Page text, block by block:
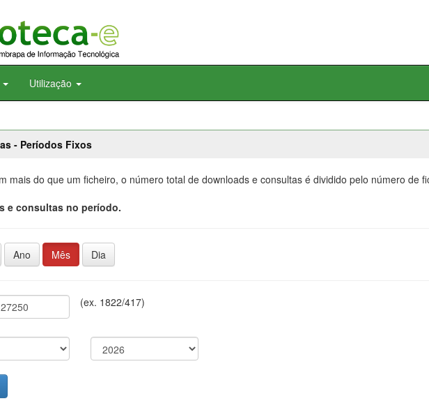
Utilização
- Períodos Fixos
mais do que um ficheiro, o número total de downloads e consultas é dividido pelo número de
e consultas no período.
Ano Mês Dia
(ex. 1822/417)